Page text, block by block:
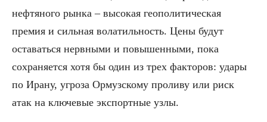
нефтяного рынка – высокая геополитическая
премия и сильная волатильность. Цены будут
оставаться нервными и повышенными, пока
сохраняется хотя бы один из трех факторов: удары
по Ирану, угроза Ормузскому проливу или риск
атак на ключевые экспортные узлы.